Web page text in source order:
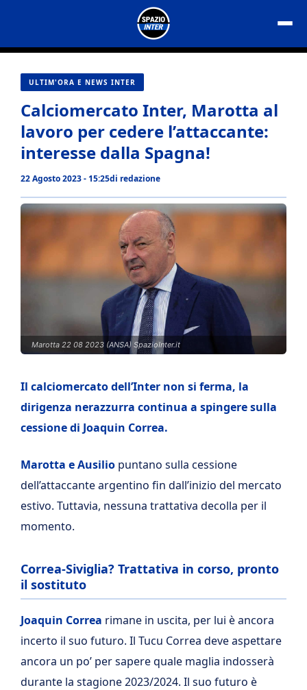
contenuto
ULTIM'ORA E NEWS INTER
Calciomercato Inter, Marotta al
lavoro per cedere l’attaccante:
interesse dalla Spagna!
22 Agosto 2023 - 15:25di redazione
Marotta 22 08 2023 (ANSA) SpazioInter.it
Il calciomercato dell’Inter non si ferma, la
dirigenza nerazzurra continua a spingere sulla
cessione di Joaquin Correa.
Marotta e Ausilio puntano sulla cessione
dell’attaccante argentino fin dall’inizio del mercato
estivo. Tuttavia, nessuna trattativa decolla per il
momento.
Correa-Siviglia? Trattativa in corso, pronto
il sostituto
Joaquin Correa rimane in uscita, per lui è ancora
incerto il suo futuro. Il Tucu Correa deve aspettare
ancora un po’ per sapere quale maglia indosserà
durante la stagione 2023/2024. Il suo futuro è